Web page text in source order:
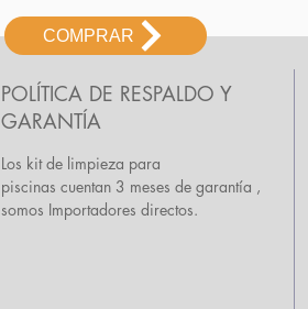
POLÍTICA DE RESPALDO Y
GARANTÍA
Los kit de limpieza para
piscinas cuentan 3 meses de garantía ,
somos Importadores directos.
COMPRAR